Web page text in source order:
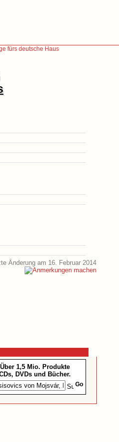
fürs deutsche Haus
Änderung am 16. Februar 2014
Über 1,5 Mio. Produkte
DVDs und Bücher.
Go